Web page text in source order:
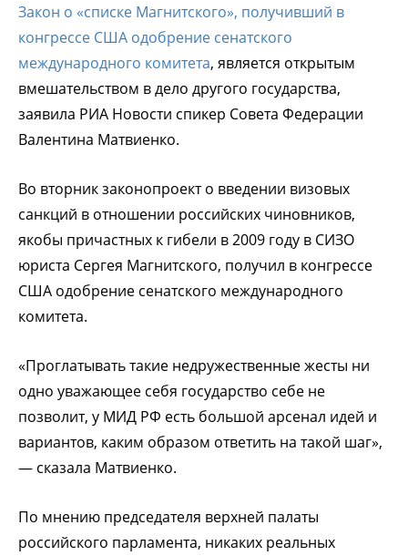
Закон о «списке Магнитского», получивший в
конгрессе США одобрение сенатского
международного комитета, является открытым
вмешательством в дело другого государства,
заявила РИА Новости спикер Совета Федерации
Валентина Матвиенко.
Во вторник законопроект о введении визовых
санкций в отношении российских чиновников,
якобы причастных к гибели в 2009 году в СИЗО
юриста Сергея Магнитского, получил в конгрессе
США одобрение сенатского международного
комитета.
«Проглатывать такие недружественные жесты ни
одно уважающее себя государство себе не
позволит, у МИД РФ есть большой арсенал идей и
вариантов, каким образом ответить на такой шаг»,
— сказала Матвиенко.
По мнению председателя верхней палаты
российского парламента, никаких реальных